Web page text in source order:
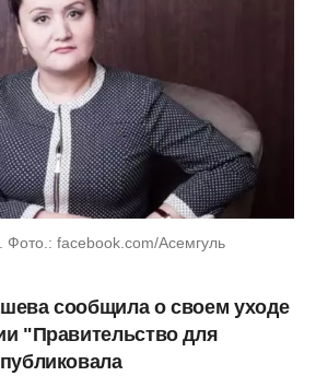
Фото.: facebook.com/Асемгуль
сообщила о своем уходе
"Правительство для